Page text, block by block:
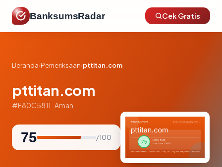
BanksumsRadar Cek Gratis
Beranda›Pemeriksaan›pttitan.com
pttitan.com
#F80C5811 · Aman
75 / 100